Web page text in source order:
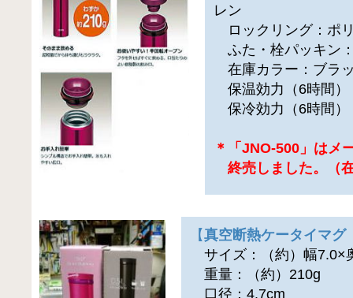
レン
ロックリング：ポ
ふた・栓パッキン
在庫カラー：ブラ
保温効力（6時間）
保冷効力（6時間）
＊「JNO-500」はメ
終売しました。（
【真空断熱ケータイマ
サイズ：（約）幅7.0×
重量：（約）210g
口径：4.7cm